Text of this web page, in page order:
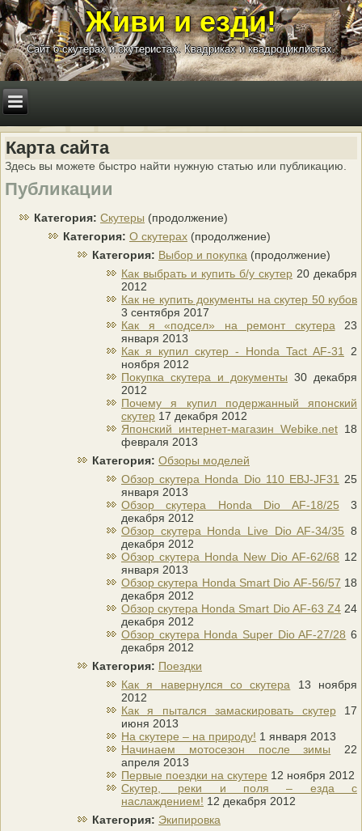
Живи и езди!
Сайт о скутерах и скутеристах. Квадриках и квадроциклистах.
Карта сайта
Здесь вы можете быстро найти нужную статью или публикацию.
Публикации
Категория: Скутеры (продолжение)
Категория: О скутерах (продолжение)
Категория: Выбор и покупка (продолжение)
Как выбрать и купить б/у скутер 20 декабря
2012
Как не купить документы на скутер 50 кубов
3 сентября 2017
Как я «подсел» на ремонт скутера 23
января 2013
Как я купил скутер - Honda Tact AF-31
2
ноября 2012
Покупка скутера и документы 30 декабря
2012
Почему я купил подержанный японский
скутер 17 декабря 2012
Японский интернет-магазин Webike.net 18
февраля 2013
Категория: Обзоры моделей
Обзор скутера Honda Dio 110 EBJ-JF31
25
января 2013
Обзор скутера Honda Dio AF-18/25 3
декабря 2012
Обзор скутера Honda Live Dio AF-34/35 8
декабря 2012
Обзор скутера Honda New Dio AF-62/68 12
января 2013
Обзор скутера Honda Smart Dio AF-56/57 18
декабря 2012
Обзор скутера Honda Smart Dio AF-63 Z424
декабря 2012
Обзор скутера Honda Super Dio AF-27/28 6
декабря 2012
Категория: Поездки
Как я навернулся со скутера 13 ноября
2012
Как я пытался замаскировать скутер17
июня 2013
На скутере – на природу! 1 января 2013
Начинаем мотосезон после зимы 22
апреля 2013
Первые поездки на скутере 12 ноября 2012
Скутер, реки и поля – езда с
наслаждением! 12 декабря 2012
Категория: Экипировка